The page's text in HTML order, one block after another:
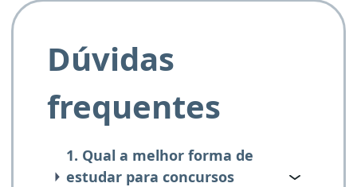
Dúvidas
frequentes
1. Qual a melhor forma de
estudar para concursos